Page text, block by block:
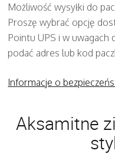
Możliwość wysyłki do
Proszę wybrać opcję
Pointu UPS i w uwagach
podać adres lub kod
Informacje o
Aksamitne